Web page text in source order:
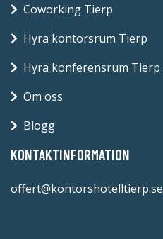
Coworking Tierp
Hyra kontorsrum Tierp
Hyra konferensrum Tierp
Om oss
Blogg
KONTAKTINFORMATION
offert@kontorshotelltierp.se